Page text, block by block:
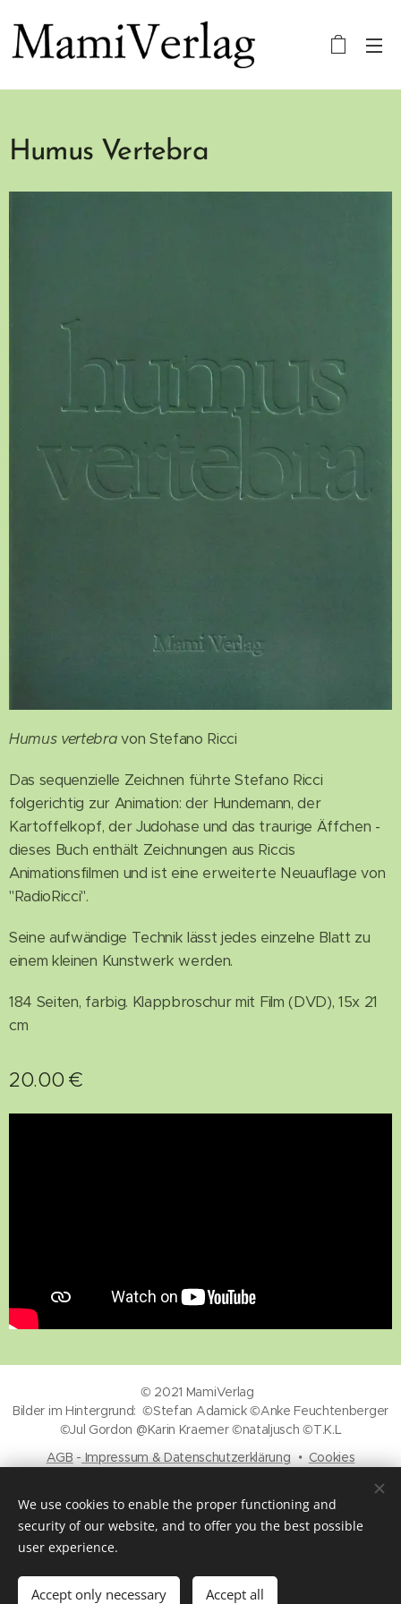
Humus Vertebra
Humus vertebravon Stefano Ricci
Das sequenzielle Zeichnen führte Stefano Ricci
folgerichtig zur Animation: der Hundemann, der
Kartoffelkopf, der Judohase und das traurige Äffchen -
dieses Buch enthält Zeichnungen aus Riccis
Animationsfilmen und ist eine erweiterte Neuauflage von
"RadioRicci".
Seine aufwändige Technik lässt jedes einzelne Blatt zu
einem kleinen Kunstwerk werden.
184 Seiten, farbig. Klappbroschur mit Film (DVD), 15x 21
cm
20.00 €
Out of stock
© 2021 MamiVerlag
Bilder im Hintergrund: ©Stefan Adamick ©Anke Feuchtenberger
©Jul Gordon @Karin Kraemer ©nataljusch ©T.K.L
AGB - Impressum & Datenschutzerklärung Cookies
Deutsch
English
We use cookies to enable the proper functioning and
security of our website, and to offer you the best possible
user experience.
Accept only necessary Accept all